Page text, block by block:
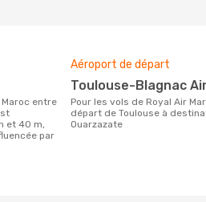
et 40 m,
par
Aéroport de départ
Toulouse-Blagnac
Pour les vols de Royal Air Maroc au
départ de Toulouse à
Ouarzazate